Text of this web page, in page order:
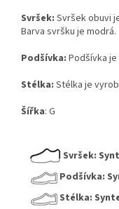
Svršek: Svršek obuvi
Barva svršku je modrá.
Podšívka: Podšívka
Stélka: Stélka je
Šířka: G
Svršek:
Podšívka:
Stélka: